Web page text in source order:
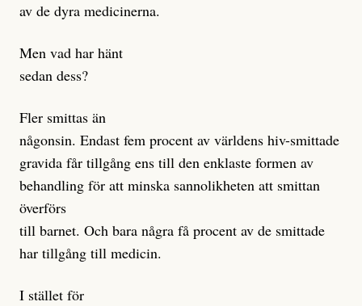
av de dyra medicinerna.
Men vad har hänt
sedan dess?
Fler smittas än
någonsin. Endast fem procent av världens hiv-smittade
gravida får tillgång ens till den enklaste formen av
behandling för att minska sannolikheten att smittan
överförs
till barnet. Och bara några få procent av de smittade
har tillgång till medicin.
I stället för